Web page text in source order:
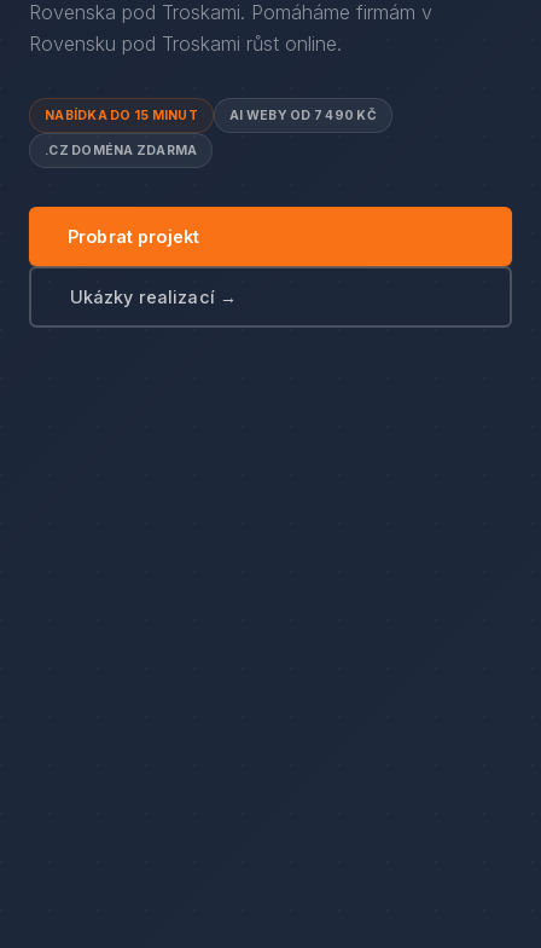
Rovenska pod Troskami. Pomáháme firmám v
Rovensku pod Troskami růst online.
NABÍDKA DO 15 MINUT AI WEBY OD 7 490 KČ
.CZ DOMÉNA ZDARMA
Probrat projekt
Ukázky realizací →